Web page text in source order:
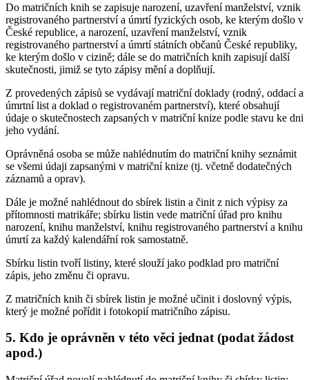
Do matričních knih se zapisuje narození, uzavření manželství, vznik
registrovaného partnerství a úmrtí fyzických osob, ke kterým došlo v
České republice, a narození, uzavření manželství, vznik
registrovaného partnerství a úmrtí státních občanů České republiky,
ke kterým došlo v cizině; dále se do matričních knih zapisují další
skutečnosti, jimiž se tyto zápisy mění a doplňují.
Z provedených zápisů se vydávají matriční doklady (rodný, oddací a
úmrtní list a doklad o registrovaném partnerství), které obsahují
údaje o skutečnostech zapsaných v matriční knize podle stavu ke dni
jeho vydání.
Oprávněná osoba se může nahlédnutím do matriční knihy seznámit
se všemi údaji zapsanými v matriční knize (tj. včetně dodatečných
záznamů a oprav).
Dále je možné nahlédnout do sbírek listin a činit z nich výpisy za
přítomnosti matrikáře; sbírku listin vede matriční úřad pro knihu
narození, knihu manželství, knihu registrovaného partnerství a knihu
úmrtí za každý kalendářní rok samostatně.
Sbírku listin tvoří listiny, které slouží jako podklad pro matriční
zápis, jeho změnu či opravu.
Z matričních knih či sbírek listin je možné učinit i doslovný výpis,
který je možné pořídit i fotokopií matričního zápisu.
5. Kdo je oprávněn v této věci jednat (podat žádost
apod.)